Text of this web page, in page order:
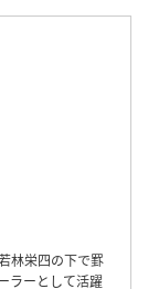
林栄四の下で罫
ラーとして活躍